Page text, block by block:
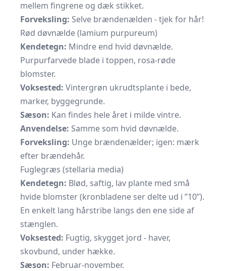
mellem fingrene og dæk stikket.
Forveksling: Selve brændenælden - tjek for hår!
Rød døvnælde (lamium purpureum)
Kendetegn: Mindre end hvid døvnælde.
Purpurfarvede blade i toppen, rosa-røde
blomster.
Voksested: Vintergrøn ukrudtsplante i bede,
marker, byggegrunde.
Sæson: Kan findes hele året i milde vintre.
Anvendelse: Samme som hvid døvnælde.
Forveksling: Unge brændenælder; igen: mærk
efter brændehår.
Fuglegræs (stellaria media)
Kendetegn: Blød, saftig, lav plante med små
hvide blomster (kronbladene ser delte ud i ”10”).
En enkelt lang hårstribe langs den ene side af
stænglen.
Voksested: Fugtig, skygget jord - haver,
skovbund, under hække.
Sæson: Februar-november.